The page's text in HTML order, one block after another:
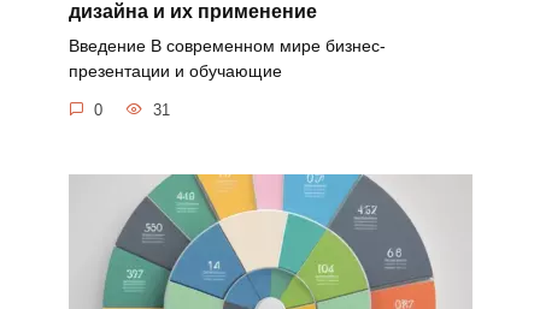
дизайна и их применение
Введение В современном мире бизнес-
презентации и обучающие
0 31